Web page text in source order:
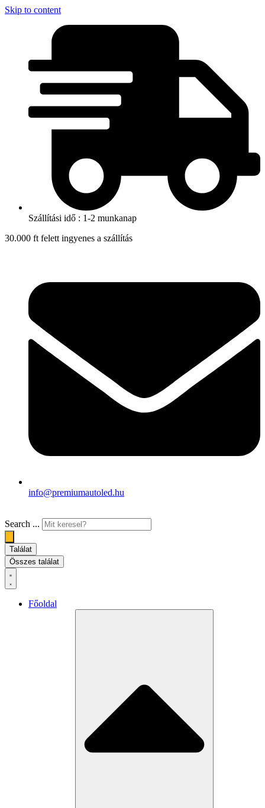
Skip to content
Szállítási idő : 1-2 munkanap
30.000 ft felett ingyenes a szállítás
info@premiumautoled.hu
Search ...
Találat
Összes találat
Főoldal